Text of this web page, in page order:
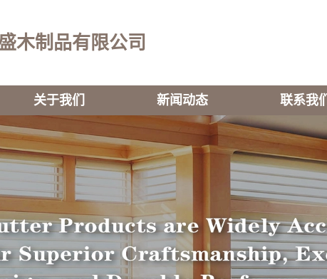
木制品有限公司
关于我们 新闻动态 联系我们